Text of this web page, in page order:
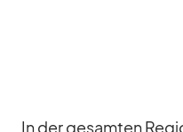
In der ge­sam­ten